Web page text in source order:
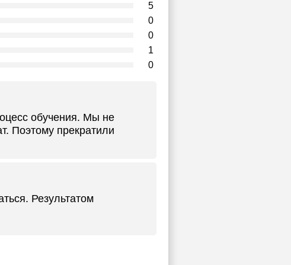
0
1
0
0
5
обучения. Мы не
Поэтому прекратили
Результатом